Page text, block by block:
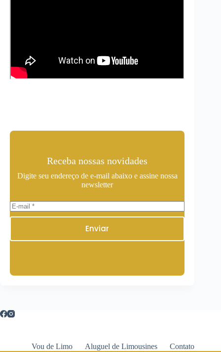
Receba nossas novidades
Digite seu endereço de e-mail abaixo e assine nossa
newsletter
Enviar
Vou de Limo Aluguel de Limousines Contato